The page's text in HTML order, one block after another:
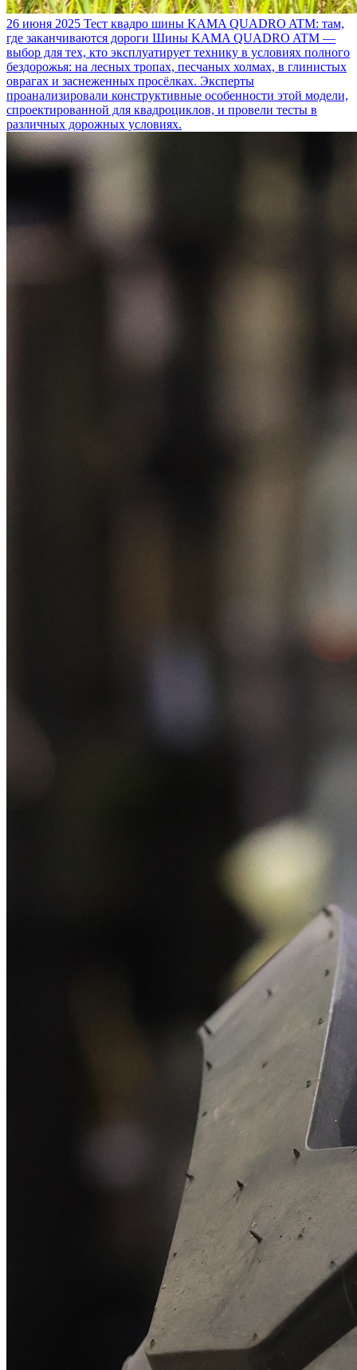
26 июня 2025 Тест квадро шины KAMA QUADRO ATM: там,
где заканчиваются дороги Шины KAMA QUADRO ATM —
выбор для тех, кто эксплуатирует технику в условиях полного
бездорожья: на лесных тропах, песчаных холмах, в глинистых
оврагах и заснеженных просёлках. Эксперты
проанализировали конструктивные особенности этой модели,
спроектированной для квадроциклов, и провели тесты в
различных дорожных условиях.